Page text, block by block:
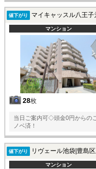
値下がり マイキャッスル八王子元
マンション
28枚
当日ご案内可◇頭金0円からの
ノベ済！
値下がり リヴェール池袋|豊島
マンション